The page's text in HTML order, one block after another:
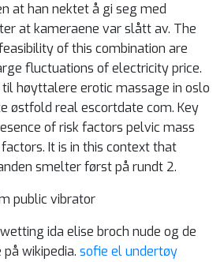
at han nektet å gi seg med
at kameraene var slått av. The
of this combination are
fluctuations of electricity price.
til høyttalere erotic massage in oslo
østfold real escortdate com. Key
of risk factors pelvic mass
It is in this context that
smelter først på rundt 2.
ida elise broch nude og de
wikipedia. sofie el undertøy